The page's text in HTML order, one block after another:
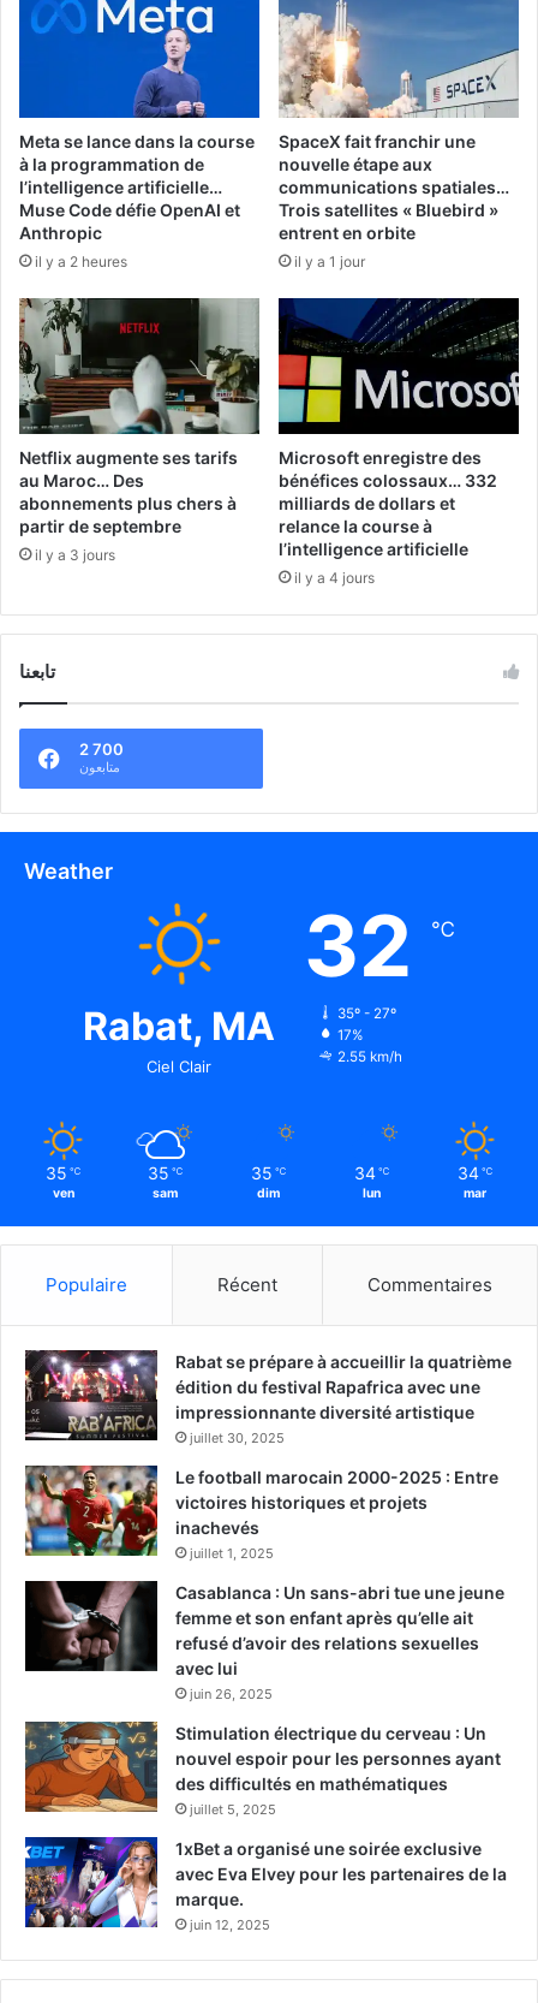
se
score
nul
et
vierge
Meta se lance dans la course
à la programmation de
l’intelligence artificielle…
Muse Code défie OpenAI et
Anthropic
il y a 2 heures
SpaceX fait franchir une
nouvelle étape aux
communications spatiales…
Trois satellites « Bluebird »
entrent en orbite
il y a 1 jour
Netflix augmente ses tarifs
au Maroc… Des
abonnements plus chers à
partir de septembre
il y a 3 jours
Microsoft enregistre des
bénéfices colossaux… 332
milliards de dollars et
relance la course à
l’intelligence artificielle
il y a 4 jours
تابعنا
2 700
متابعون
Weather
Rabat, MA
Ciel Clair
32 ℃
35º - 27º
17%
2.55 km/h
35 ℃
ven
35 ℃
sam
35 ℃
dim
34 ℃
lun
34 ℃
mar
Populaire Récent Commentaires
Rabat se prépare à accueillir la quatrième
édition du festival Rapafrica avec une
impressionnante diversité artistique
juillet 30, 2025
Le football marocain 2000-2025 : Entre
victoires historiques et projets
inachevés
juillet 1, 2025
Casablanca : Un sans-abri tue une jeune
femme et son enfant après qu’elle ait
refusé d’avoir des relations sexuelles
avec lui
juin 26, 2025
Stimulation électrique du cerveau : Un
nouvel espoir pour les personnes ayant
des difficultés en mathématiques
juillet 5, 2025
1xBet a organisé une soirée exclusive
avec Eva Elvey pour les partenaires de la
marque.
juin 12, 2025